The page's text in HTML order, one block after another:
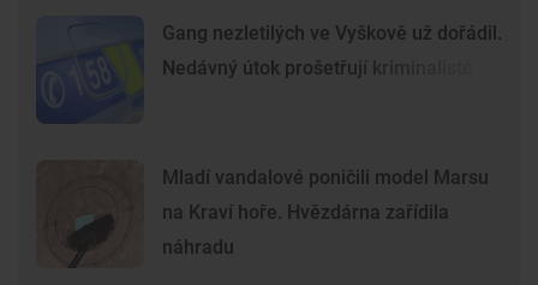
Gang nezletilých ve Vyškově už dořádil.
Nedávný útok prošetřují kriminalisté
Mladí vandalové poničili model Marsu
na Kraví hoře. Hvězdárna zařídila
náhradu